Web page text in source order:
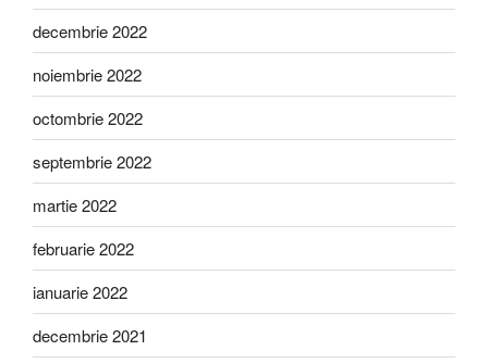
decembrie 2022
noiembrie 2022
octombrie 2022
septembrie 2022
martie 2022
februarie 2022
ianuarie 2022
decembrie 2021